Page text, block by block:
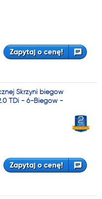
Zapytaj o cenę!
Skrzyni biegów
TDi - 6-Biegów -
Zapytaj o cenę!